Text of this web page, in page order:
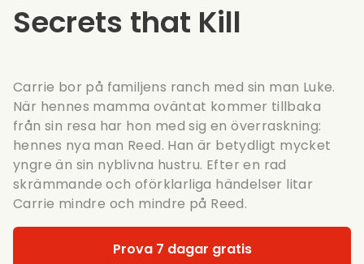
Secrets that Kill
Carrie bor på familjens ranch med sin man Luke.
När hennes mamma oväntat kommer tillbaka
från sin resa har hon med sig en överraskning:
hennes nya man Reed. Han är betydligt mycket
yngre än sin nyblivna hustru. Efter en rad
skrämmande och oförklarliga händelser litar
Carrie mindre och mindre på Reed.
Prova 7 dagar gratis